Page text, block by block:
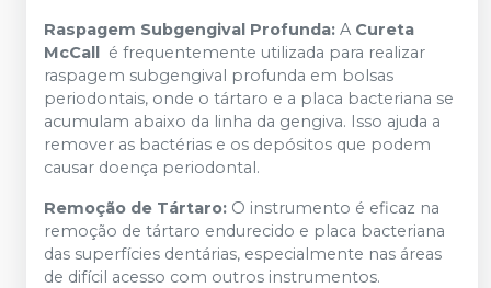
Raspagem Subgengival Profunda: A Cureta
McCall é frequentemente utilizada para realizar
raspagem subgengival profunda em bolsas
periodontais, onde o tártaro e a placa bacteriana se
acumulam abaixo da linha da gengiva. Isso ajuda a
remover as bactérias e os depósitos que podem
causar doença periodontal.
Remoção de Tártaro: O instrumento é eficaz na
remoção de tártaro endurecido e placa bacteriana
das superfícies dentárias, especialmente nas áreas
de difícil acesso com outros instrumentos.